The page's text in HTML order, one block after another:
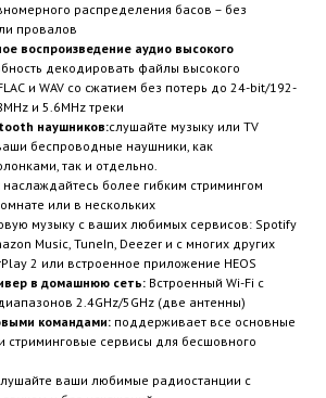
распределения басов – без
провалов
воспроизведение аудио высокого
декодировать файлы высокого
и WAV со сжатием без потерь до 24-bit/192-
и 5.6MHz треки
наушников:слушайте музыку или TV
беспроводные наушники, как
так и отдельно.
наслаждайтесь более гибким стримингом
или в нескольких
музыку с ваших любимых сервисов: Spotify
Music, TuneIn, Deezer и с многих других
2 или встроенное приложение HEOS
в домашнюю сеть: Встроенный Wi-Fi с
2.4GHz/5GHz (две антенны)
командами: поддерживает все основные
стриминговые сервисы для бесшовного
ваши любимые радиостанции с